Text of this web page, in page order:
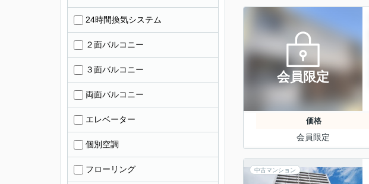
会員限定
価格
会員限定
中古マンション
24時間換気システム
２面バルコニー
３面バルコニー
両面バルコニー
エレベーター
個別空調
フローリング